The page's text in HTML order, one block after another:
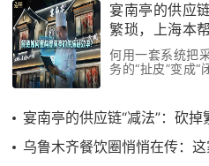
宴南亭的供应
繁琐，上海本
月跑通效率革命
何用一套系统把
务的“扯皮”变成“
宴南亭的供应链“减法”：砍掉繁琐，
乌鲁木齐餐饮圈悄悄在传：这家评分